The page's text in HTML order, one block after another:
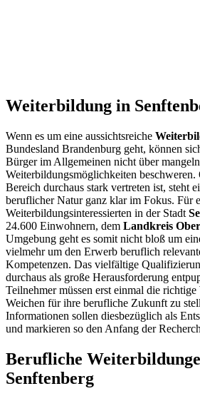
Weiterbildung in
Wenn es um eine aussichtsreiche
Bundesland Brandenburg geht, können
Bürger im Allgemeinen nicht über
Weiterbildungsmöglichkeiten
Bereich durchaus stark vertreten ist, steht
beruflicher Natur ganz klar im Fokus. Für
Weiterbildungsinteressierten in der Stadt
24.600 Einwohnern, dem Landkreis
Umgebung geht es somit nicht bloß um
vielmehr um den Erwerb beruflich
Kompetenzen. Das vielfältige
durchaus als große Herausforderung
Teilnehmer müssen erst einmal die
Weichen für ihre berufliche Zukunft zu
Informationen sollen diesbezüglich als
und markieren so den Anfang der
Berufliche
Senftenberg